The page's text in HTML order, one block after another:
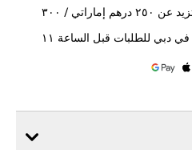
توصيل مجاني للطلبات التي تزيد عن ٢٥٠ درهم إماراتي / ٣٠٠
التوصيل في نفس اليوم متاح في دبي للطلبات قبل الساعة ١١